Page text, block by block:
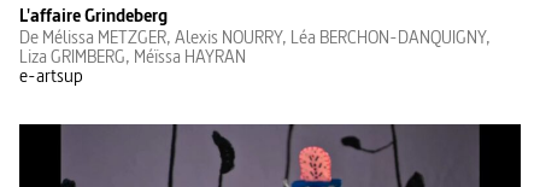
L'affaire Grindeberg
De Mélissa METZGER, Alexis NOURRY, Léa BERCHON-DANQUIGNY,
Liza GRIMBERG, Méïssa HAYRAN
e-artsup